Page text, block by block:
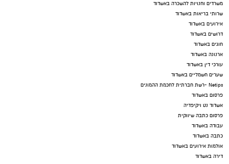
משרדים וחנויות להשכרה באשדוד
שרותי בריאות באשדוד
אירועים באשדוד
דרושים באשדוד
חוגים באשדוד
ארנונה באשדוד
עורכי דין באשדוד
שערים חשמליים באשדוד
Netips -רשת חברתית לחכמת ההמונים
פרסום באשדוד
אשדוד נט ויקיפדיה
פרסום כתבה שיווקית
עבודה באשדוד
כתבה באשדוד
אולמות אירועים באשדוד
דירה באשדוד